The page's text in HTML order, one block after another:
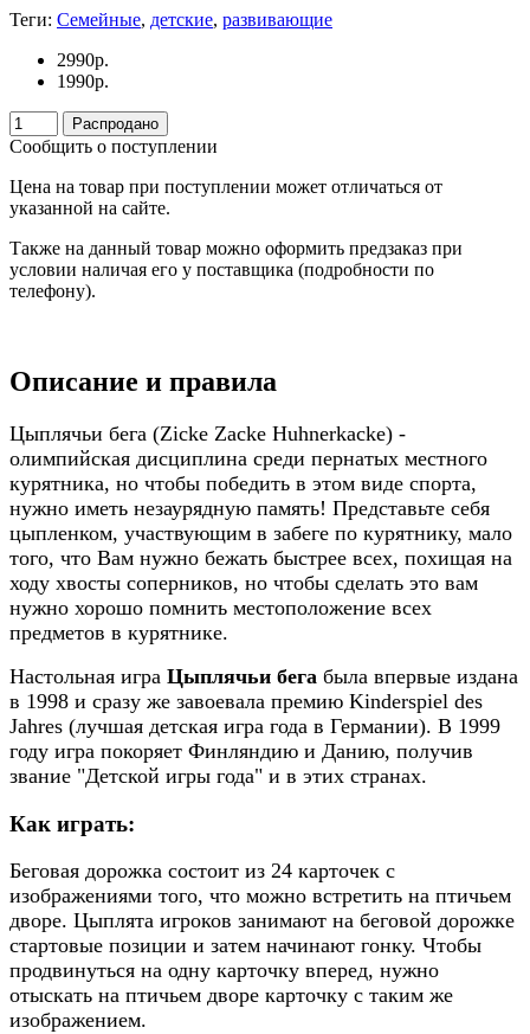
Теги: Семейные, детские, развивающие
2990р.
1990р.
Распродано
Сообщить о поступлении
Цена на товар при поступлении может отличаться от
указанной на сайте.
Также на данный товар можно оформить предзаказ при
условии наличая его у поставщика (подробности по
телефону).
Описание и правила
Цыплячьи бега (Zicke Zacke Huhnerkacke) -
олимпийская дисциплина среди пернатых местного
курятника, но чтобы победить в этом виде спорта,
нужно иметь незаурядную память! Представьте себя
цыпленком, участвующим в забеге по курятнику, мало
того, что Вам нужно бежать быстрее всех, похищая на
ходу хвосты соперников, но чтобы сделать это вам
нужно хорошо помнить местоположение всех
предметов в курятнике.
Настольная игра Цыплячьи бега была впервые издана
в 1998 и сразу же завоевала премию Kinderspiel des
Jahres (лучшая детская игра года в Германии). В 1999
году игра покоряет Финляндию и Данию, получив
звание "Детской игры года" и в этих странах.
Как играть:
Беговая дорожка состоит из 24 карточек с
изображениями того, что можно встретить на птичьем
дворе. Цыплята игроков занимают на беговой дорожке
стартовые позиции и затем начинают гонку. Чтобы
продвинуться на одну карточку вперед, нужно
отыскать на птичьем дворе карточку с таким же
изображением.